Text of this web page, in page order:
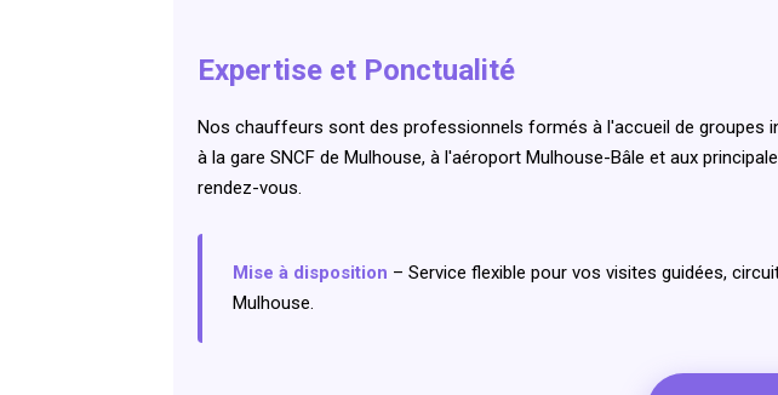
Expertise et Ponctualité
Nos chauffeurs sont des professionnels formés à l'accueil de groupes
à la gare SNCF de Mulhouse, à l'aéroport Mulhouse-Bâle et aux
rendez-vous.
Mise à disposition – Service flexible pour vos visites guidées,
Mulhouse.